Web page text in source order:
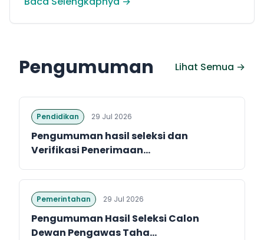
menguasai sejumlah kompetensi. Seperti
(internal Fuji Academy). Sertifikasi resmi bahasa
Jepang.
Pengumuman Lihat Semua →
Pendidikan 29 Jul 2026
Pengumuman hasil seleksi dan
Verifikasi Penerimaan...
Pemerintahan 29 Jul 2026
Pengumuman Hasil Seleksi Calon
Dewan Pengawas Taha...